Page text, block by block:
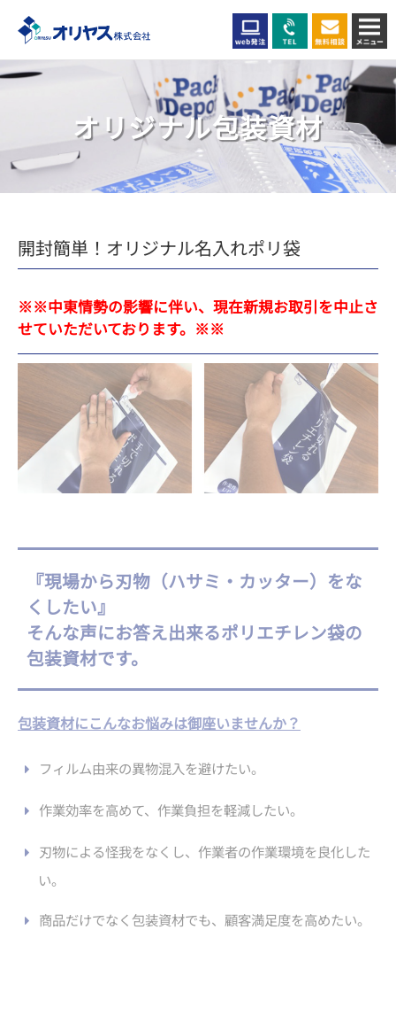
オリジナル包装資材
開封簡単！オリジナル名入れポリ袋
※※中東情勢の影響に伴い、現在新規お取引を中止さ
せていただいております。※※
『現場から刃物（ハサミ・カッター）をな
くしたい』
そんな声にお答え出来るポリエチレン袋の
包装資材です。
包装資材にこんなお悩みは御座いませんか？
フィルム由来の異物混入を避けたい。
作業効率を高めて、作業負担を軽減したい。
刃物による怪我をなくし、作業者の作業環境を良化した
い。
商品だけでなく包装資材でも、顧客満足度を高めたい。